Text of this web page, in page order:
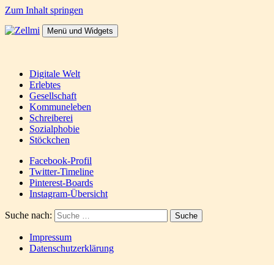
Zum Inhalt springen
Menü und Widgets
Digitale Welt
Erlebtes
Gesellschaft
Kommuneleben
Schreiberei
Sozialphobie
Stöckchen
Facebook-Profil
Twitter-Timeline
Pinterest-Boards
Instagram-Übersicht
Suche nach:
Impressum
Datenschutzerklärung